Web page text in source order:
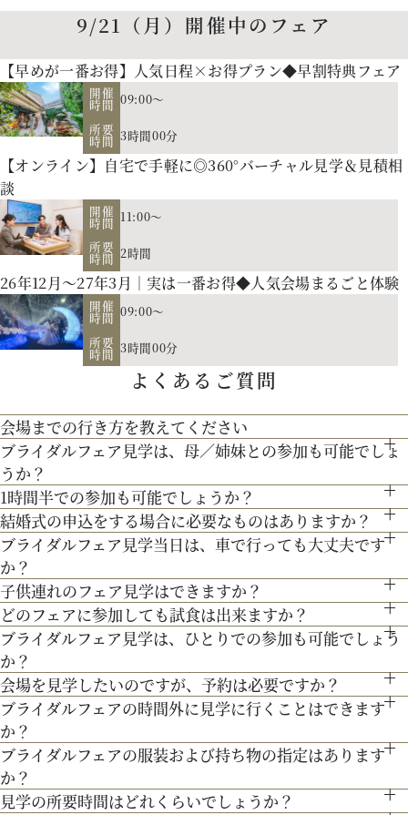
お二人の希望に合わせた挙式のスタイル（挙式のみ、披露
だきます。
人気のテーマやトレンドを取り入れたアイディアをご紹介。
【北海道フレンチ】北海道の契約生産者さん直送の食材を使
用。アーティストのライブやイベントでもケータリング実績を
持つ貴田岡シェフの試食をお楽しみください！
最新のトレンドコーディネート体験が可能。
個性やテーマに合わせて素敵な空間を作り上げます！ウェディ
ングのテーマやお二人のこだわりを反映させたオリジナルの会
場コーディネートをお楽しみください。
200年の歴史ある厳かな雰囲気に包まれる大聖堂で、結婚式の
真髄を感じていただける見学ツアー。広大な空間と圧倒的な美
しさを誇る大聖堂で、神聖な儀式が執り行われる特別な場所
を、ぜひ実際にご体感ください♪
３Dプロジェクションマッピングを始め、先輩カップル絶賛の
最先端のウェディング演出の数々をご紹介。ゲストと楽しむ演
出、お姫様のように注目される演出、あなたの理想にあったも
のをご提案します。
9/21（月）開催中のフェア
【早めが一番お得】人気日程×お得プラン◆早割特典フェア
開催
時間 09:00～
所要
時間 3時間00分
【オンライン】自宅で手軽に◎360°バーチャル見学＆見積相
談
開催
時間 11:00～
所要
時間 2時間
26年12月～27年3月｜実は一番お得◆人気会場まるごと体験
開催
時間 09:00～
所要
時間 3時間00分
よくあるご質問
会場までの行き方を教えてください
●お車でお越しの方へ JR札幌駅から約15分 地下鉄西28丁
目から約3分
●交通機関をご利用の方へ 地下鉄東西線「西28丁目」駅下
車 2番出口より徒歩約15分となっております。
ブライダルフェア見学は、母／姉妹との参加も可能でしょ
うか？
もちろん可能です。親御様やご家族との参加も歓迎しておりま
す。
1時間半での参加も可能でしょうか？
通常、会場見学と試食で3時間程となります。時間内で必要な
ご案内にてご対応させて頂きます。
結婚式の申込をする場合に必要なものはありますか？
お内金と印鑑をお持ちいただいております。都度、プランナー
よりご案内させて頂きますのでご安心ください。
ブライダルフェア見学当日は、車で行っても大丈夫です
か？
お車でお越しいただいても大丈夫です。その際は、会場併設の
無料駐車場をご利用下さい。
子供連れのフェア見学はできますか？
もちろん可能です。授乳室等もご用意しておりますのでご安心
ください。
また、お子様連れでのご来館が不安な場合は、オンライン相談
フェアもご検討下さい。
どのフェアに参加しても試食は出来ますか？
「試食」マークのついているフェアにて、シェフ厳選料理の無
料試食を行っております。
ブライダルフェア見学は、ひとりでの参加も可能でしょう
か？
もちろん可能です。おひとり様でのご見学も歓迎しておりま
す。
会場を見学したいのですが、予約は必要ですか？
予約制ではございませんが、予約の方優先でご案内をしており
ます。
事前にご予約頂けますとご希望の日時に見学確実かと存じます
ので、ブライダルフェアページより予約、またはお電話にてお
ブライダルフェアの時間外に見学に行くことはできます
か？
ブライダルフェア開催時間帯での参加が難しい場合は、お電話
にてお気軽にご相談下さい。
ブライダルフェアの服装および持ち物の指定はあります
か？
特に指定はございません。服装は普段着でお気軽にお越しく
見学の所要時間はどれくらいでしょうか？